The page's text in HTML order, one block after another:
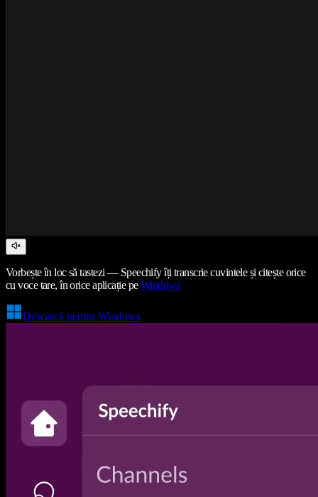
Vorbește în loc să tastezi — Speechify îți transcrie cuvintele și citește orice
cu voce tare, în orice aplicație peWindows
Descarcă pentru Windows